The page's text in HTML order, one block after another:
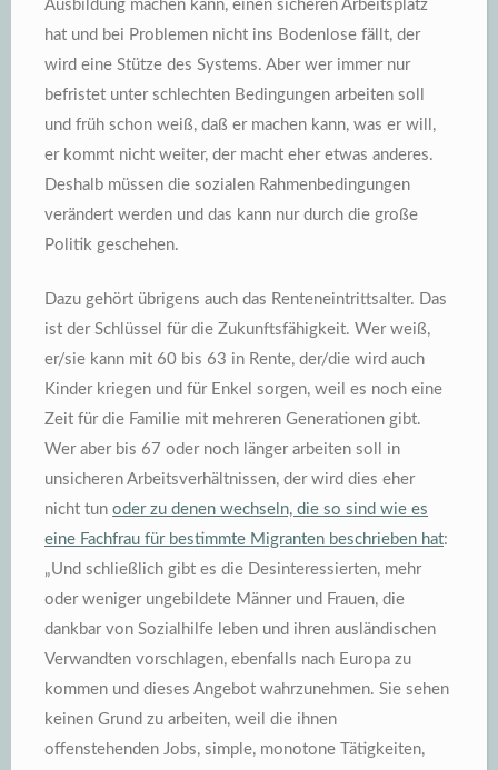
Ausbildung machen kann, einen sicheren Arbeitsplatz
hat und bei Problemen nicht ins Bodenlose fällt, der
wird eine Stütze des Systems. Aber wer immer nur
befristet unter schlechten Bedingungen arbeiten soll
und früh schon weiß, daß er machen kann, was er will,
er kommt nicht weiter, der macht eher etwas anderes.
Deshalb müssen die sozialen Rahmenbedingungen
verändert werden und das kann nur durch die große
Politik geschehen.
Dazu gehört übrigens auch das Renteneintrittsalter. Das
ist der Schlüssel für die Zukunftsfähigkeit. Wer weiß,
er/sie kann mit 60 bis 63 in Rente, der/die wird auch
Kinder kriegen und für Enkel sorgen, weil es noch eine
Zeit für die Familie mit mehreren Generationen gibt.
Wer aber bis 67 oder noch länger arbeiten soll in
unsicheren Arbeitsverhältnissen, der wird dies eher
nicht tun oder zu denen wechseln, die so sind wie es
eine Fachfrau für bestimmte Migranten beschrieben hat:
„Und schließlich gibt es die Desinteressierten, mehr
oder weniger ungebildete Männer und Frauen, die
dankbar von Sozialhilfe leben und ihren ausländischen
Verwandten vorschlagen, ebenfalls nach Europa zu
kommen und dieses Angebot wahrzunehmen. Sie sehen
keinen Grund zu arbeiten, weil die ihnen
offenstehenden Jobs, simple, monotone Tätigkeiten,